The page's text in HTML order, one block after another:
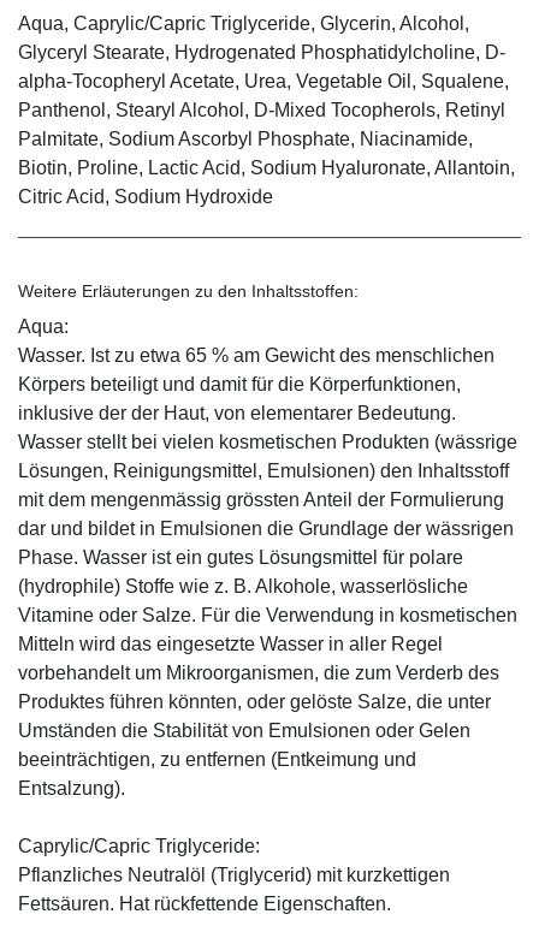
Aqua, Caprylic/Capric Triglyceride, Glycerin, Alcohol,
Glyceryl Stearate, Hydrogenated Phosphatidylcholine, D-
alpha-Tocopheryl Acetate, Urea, Vegetable Oil, Squalene,
Panthenol, Stearyl Alcohol, D-Mixed Tocopherols, Retinyl
Palmitate, Sodium Ascorbyl Phosphate, Niacinamide,
Biotin, Proline, Lactic Acid, Sodium Hyaluronate, Allantoin,
Citric Acid, Sodium Hydroxide
Weitere Erläuterungen zu den Inhaltsstoffen:
Aqua:
Wasser. Ist zu etwa 65 % am Gewicht des menschlichen
Körpers beteiligt und damit für die Körperfunktionen,
inklusive der der Haut, von elementarer Bedeutung.
Wasser stellt bei vielen kosmetischen Produkten (wässrige
Lösungen, Reinigungsmittel, Emulsionen) den Inhaltsstoff
mit dem mengenmässig grössten Anteil der Formulierung
dar und bildet in Emulsionen die Grundlage der wässrigen
Phase. Wasser ist ein gutes Lösungsmittel für polare
(hydrophile) Stoffe wie z. B. Alkohole, wasserlösliche
Vitamine oder Salze. Für die Verwendung in kosmetischen
Mitteln wird das eingesetzte Wasser in aller Regel
vorbehandelt um Mikroorganismen, die zum Verderb des
Produktes führen könnten, oder gelöste Salze, die unter
Umständen die Stabilität von Emulsionen oder Gelen
beeinträchtigen, zu entfernen (Entkeimung und
Entsalzung).
Caprylic/Capric Triglyceride:
Pflanzliches Neutralöl (Triglycerid) mit kurzkettigen
Fettsäuren. Hat rückfettende Eigenschaften.